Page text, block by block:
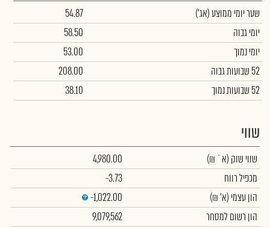
שער יומי ממוצע(אג')
54.87
יומי גבוה
58.50
יומי נמוך
53.00
52 שבועות גבוה
208.00
52 שבועות נמוך
38.10
שווי
שווי שוק (א` ₪)
4,980.00
מכפיל רווח
-3.73
הון עצמי (א' ₪)
-1,022.00
הון רשום למסחר
9,079,562